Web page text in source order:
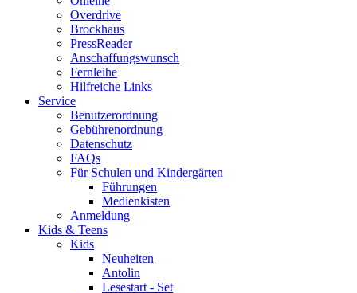
Overdrive
Brockhaus
PressReader
Anschaffungswunsch
Fernleihe
Hilfreiche Links
Service
Benutzerordnung
Gebührenordnung
Datenschutz
FAQs
Für Schulen und Kindergärten
Führungen
Medienkisten
Anmeldung
Kids & Teens
Kids
Neuheiten
Antolin
Lesestart - Set